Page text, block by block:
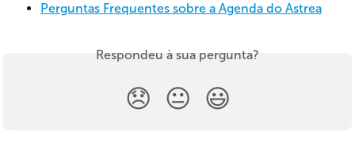
Perguntas Frequentes sobre a Agenda do Astrea
Respondeu à sua pergunta?
😞 😐 😃